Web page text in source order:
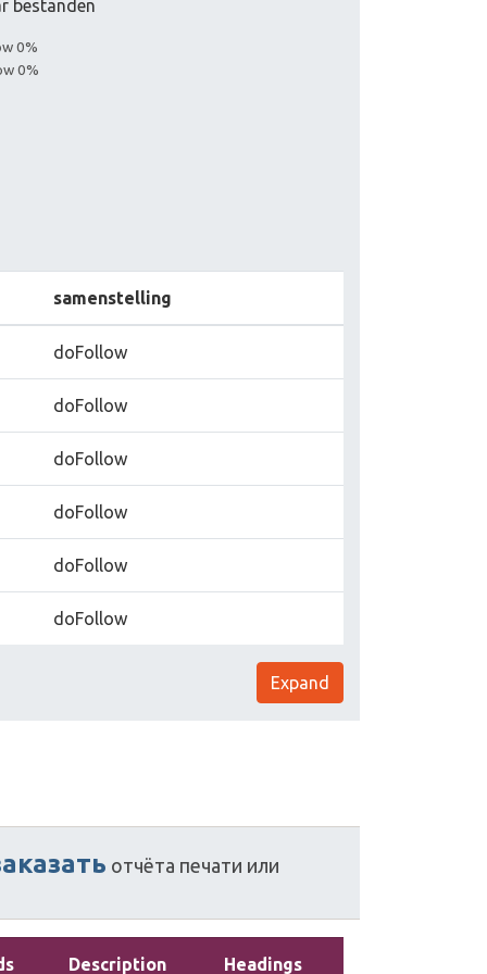
bestanden
0%
0%
samenstelling
doFollow
doFollow
doFollow
doFollow
doFollow
doFollow
Expand
отчёта печати или
Description Headings